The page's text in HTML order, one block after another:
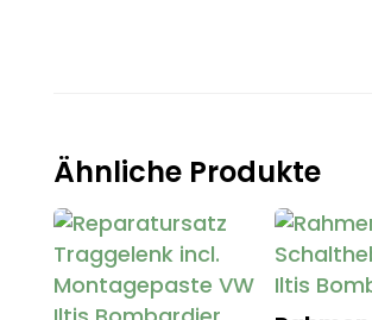
Ähnliche Produkte